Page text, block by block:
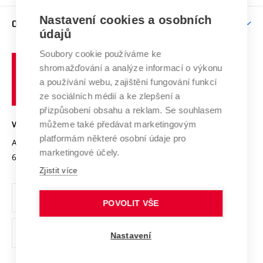
E-přihláška
Závěrečné práce
Doktorské studium
Studium bez bariér
Podpora podnikání
Mezinárodní vědecká rada
Systém zajišťování kvality výzkumu
Výzkumné infrastruktury
Transfer znalostí
Open Science
Projekty
Projekty ze strukturálních fondů
Specifický výzkum
Zahraniční spolupráce
Spolupráce se školami
Služby univerzity
Mezinárodní dohody
Univerzitní sítě
O UNIVERZITĚ
Profil univerzity
Udržitelná univerzita
Podnikavá univerzita / ContriBUTe
Bezpečná univerzita
Vyznamenání
Organizační struktura
Ochrana osobních údajů
odkaz)
učení
technické
VYSOKÉ UČENÍ TECHNICKÉ V BRNĚ
Antonínská 548/1
602 00 Brno
www.vut.cz
vut@vutbr.cz
Nastavení cookies a osobních
údajů
Soubory cookie používáme ke
shromažďování a analýze informací o výkonu
a používání webu, zajištění fungování funkcí
ze sociálních médií a ke zlepšení a
přizpůsobení obsahu a reklam. Se souhlasem
můžeme také předávat marketingovým
platformám některé osobní údaje pro
marketingové účely.
Zjistit více
POVOLIT VŠE
Nastavení